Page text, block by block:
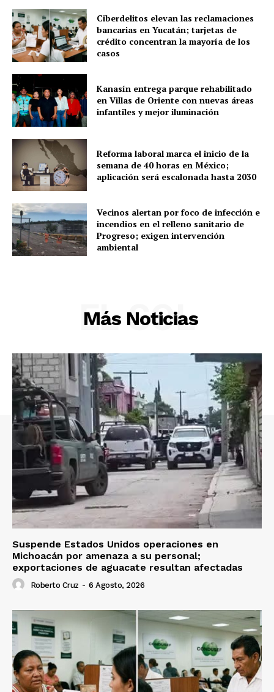
Menú
Yucatán
Sociedad y Negocios
Policíacas
Deportes
Política
Ciberdelitos elevan las reclamaciones
bancarias en Yucatán; tarjetas de
crédito concentran la mayoría de los
casos
Kanasín entrega parque rehabilitado
en Villas de Oriente con nuevas áreas
infantiles y mejor iluminación
Reforma laboral marca el inicio de la
semana de 40 horas en México;
aplicación será escalonada hasta 2030
Vecinos alertan por foco de infección e
incendios en el relleno sanitario de
Progreso; exigen intervención
ambiental
Más Noticias
EL SOL
Suspende Estados Unidos operaciones en
Michoacán por amenaza a su personal;
exportaciones de aguacate resultan afectadas
Roberto Cruz - 6 Agosto, 2026